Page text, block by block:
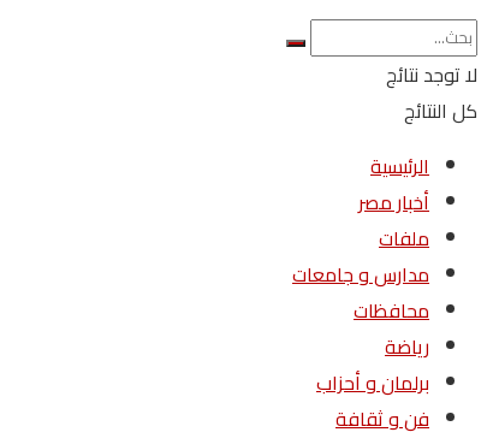
لا توجد نتائج
كل النتائج
الرئيسية
أخبار مصر
ملفات
مدارس و جامعات
محافظات
رياضة
برلمان و أحزاب
فن و ثقافة